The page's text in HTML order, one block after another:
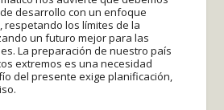
desarrollo con un enfoque
respetando los límites de la
un futuro mejor para las
La preparación de nuestro país
extremos es una necesidad
del presente exige planificación,